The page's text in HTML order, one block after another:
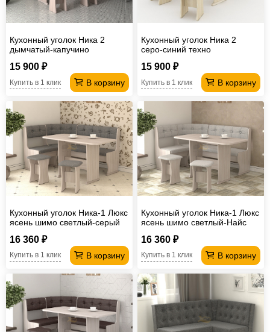
Кухонный уголок Ника 2
дымчатый-капучино
15 900 ₽
В корзину
Купить в 1 клик
Кухонный уголок Ника 2
серо-синий техно
15 900 ₽
В корзину
Купить в 1 клик
Кухонный уголок Ника-1 Люкс
ясень шимо светлый-серый
16 360 ₽
В корзину
Купить в 1 клик
Кухонный уголок Ника-1 Люкс
ясень шимо светлый-Найс
16 360 ₽
В корзину
Купить в 1 клик